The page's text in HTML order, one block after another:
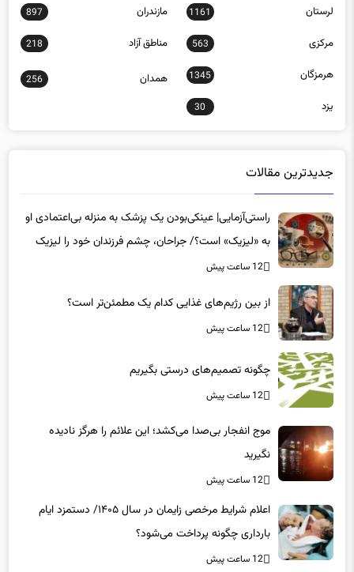
گلستان 568 گیلان 1404
لرستان 1161 مازندران 897
مرکزی 563
218
1345
جدیدترین مقالات
راستی‌آزمایی| عینکی‌بودن یک پزشک به منزله بی‌اعتمادی او
به «لیزیک» است؟/ جراحان، چشم فرزندان خود را لیزیک
از بین رژیم‌های غذایی کدام یک مطمئن‌تر است؟‌
چگونه تصمیم‌های درستی بگیریم
موج انفجار بی‌صدا می‌کشد؛ این علائم را هرگز نادیده
نگیرید
12 ساعت پیش
بارداری چگونه پرداخت می‌شود؟